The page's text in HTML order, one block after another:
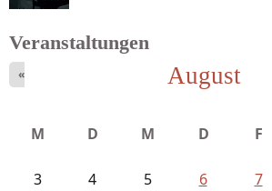
Schaffelhofer, Jörg - knapp am...
Veranstaltungen
August
«
M D M D F
3
4 5 6 7